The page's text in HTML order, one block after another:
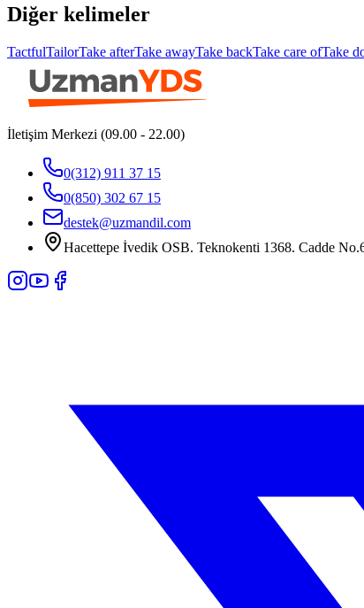
Diğer kelimeler
TactfulTailorTake afterTake awayTake backTake care ofTake
İletişim Merkezi (09.00 - 22.00)
0(312) 911 37 15
0(850) 302 67 15
destek@uzmandil.com
Hacettepe İvedik OSB. Teknokenti 1368. Cadde